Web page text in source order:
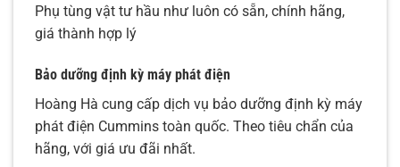
Phụ tùng vật tư hầu như luôn có sẵn, chính hãng,
giá thành hợp lý
Bảo dưỡng định kỳ máy phát điện
Hoàng Hà cung cấp dịch vụ bảo dưỡng định kỳ máy
phát điện Cummins toàn quốc. Theo tiêu chẩn của
hãng, với giá ưu đãi nhất.